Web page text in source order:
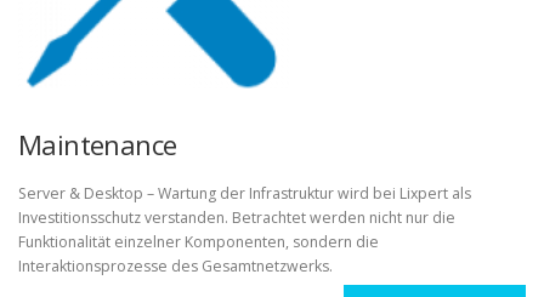
Maintenance
Server & Desktop – Wartung der Infrastruktur wird bei Lixpert als
Investitionsschutz verstanden. Betrachtet werden nicht nur die
Funktionalität einzelner Komponenten, sondern die
Interaktionsprozesse des Gesamtnetzwerks.